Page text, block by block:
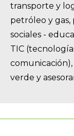
transporte y
petróleo y
sociales -
TIC
verde y